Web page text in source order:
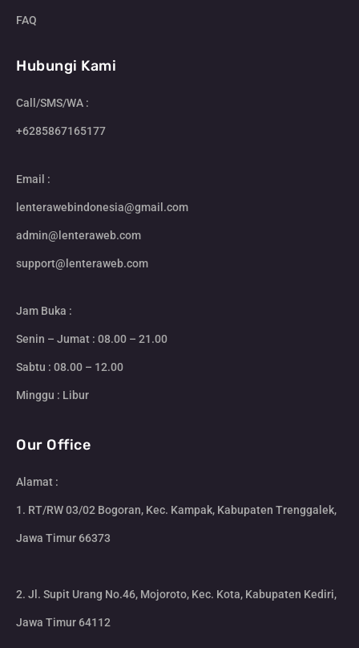
FAQ
Hubungi Kami
Call/SMS/WA :
+6285867165177
Email :
lenterawebindonesia@gmail.com
admin@lenteraweb.com
support@lenteraweb.com
Jam Buka :
Senin – Jumat : 08.00 – 21.00
Sabtu : 08.00 – 12.00
Minggu : Libur
Our Office
Alamat :
1. RT/RW 03/02 Bogoran, Kec. Kampak, Kabupaten Trenggalek,
Jawa Timur 66373
2. Jl. Supit Urang No.46, Mojoroto, Kec. Kota, Kabupaten Kediri,
Jawa Timur 64112